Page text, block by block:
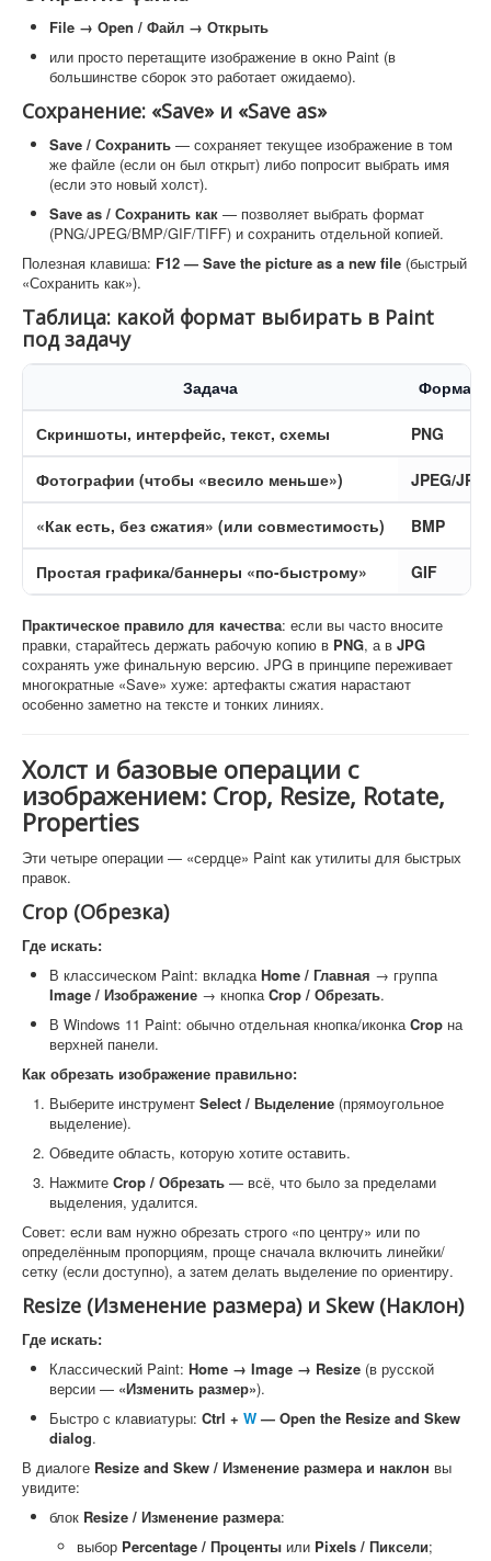
File → Open / Файл → Открыть
или просто перетащите изображение в окно Paint (в
большинстве сборок это работает ожидаемо).
Сохранение: «Save» и «Save as»
Save / Сохранить — сохраняет текущее изображение в том
же файле (если он был открыт) либо попросит выбрать имя
(если это новый холст).
Save as / Сохранить как — позволяет выбрать формат
(PNG/JPEG/BMP/GIF/TIFF) и сохранить отдельной копией.
Полезная клавиша: F12 — Save the picture as a new file (быстрый
«Сохранить как»).
Таблица: какой формат выбирать в Paint
под задачу
Задача Формат
Скриншоты, интерфейс, текст, схемы PNG
Фотографии (чтобы «весило меньше») JPEG/JPG
«Как есть, без сжатия» (или совместимость) BMP
Простая графика/баннеры «по-быстрому» GIF
Практическое правило для качества: если вы часто вносите
правки, старайтесь держать рабочую копию в PNG, а в JPG
сохранять уже финальную версию. JPG в принципе переживает
многократные «Save» хуже: артефакты сжатия нарастают
особенно заметно на тексте и тонких линиях.
Холст и базовые операции с
изображением: Crop, Resize, Rotate,
Properties
Эти четыре операции — «сердце» Paint как утилиты для быстрых
правок.
Crop (Обрезка)
Где искать:
В классическом Paint: вкладка Home / Главная → группа
Image / Изображение → кнопка Crop / Обрезать.
В Windows 11 Paint: обычно отдельная кнопка/иконка Crop на
верхней панели.
Как обрезать изображение правильно:
Выберите инструмент Select / Выделение (прямоугольное
выделение).
Обведите область, которую хотите оставить.
Нажмите Crop / Обрезать — всё, что было за пределами
выделения, удалится.
Совет: если вам нужно обрезать строго «по центру» или по
определённым пропорциям, проще сначала включить линейки/
сетку (если доступно), а затем делать выделение по ориентиру.
Resize (Изменение размера) и Skew (Наклон)
Где искать:
Классический Paint: Home → Image → Resize (в русской
версии — «Изменить размер»).
Быстро с клавиатуры: Ctrl + W — Open the Resize and Skew
dialog.
В диалоге Resize and Skew / Изменение размера и наклон вы
увидите:
блок Resize / Изменение размера:
выбор Percentage / Проценты или Pixels / Пиксели;